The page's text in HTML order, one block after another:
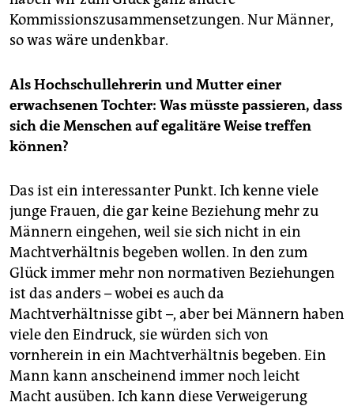
Kommissionszusammensetzungen. Nur Männer,
so was wäre undenkbar.
Als Hochschullehrerin und Mutter einer
erwachsenen Tochter: Was müsste passieren, dass
sich die Menschen auf egalitäre Weise treffen
können?
Das ist ein interessanter Punkt. Ich kenne viele
junge Frauen, die gar keine Beziehung mehr zu
Männern eingehen, weil sie sich nicht in ein
Machtverhältnis begeben wollen. In den zum
Glück immer mehr non normativen Beziehungen
ist das anders – wobei es auch da
Machtverhältnisse gibt –, aber bei Männern haben
viele den Eindruck, sie würden sich von
vornherein in ein Machtverhältnis begeben. Ein
Mann kann anscheinend immer noch leicht
Macht ausüben. Ich kann diese Verweigerung